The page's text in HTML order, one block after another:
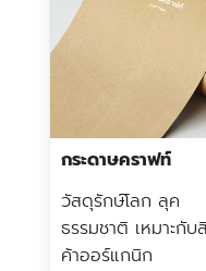
กระดาษคราฟท์
วัสดุรักษ์โลก ลุค
ธรรมชาติ เหมาะกับ
ค้าออร์แกนิก